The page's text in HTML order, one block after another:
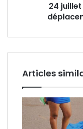
24
Articles